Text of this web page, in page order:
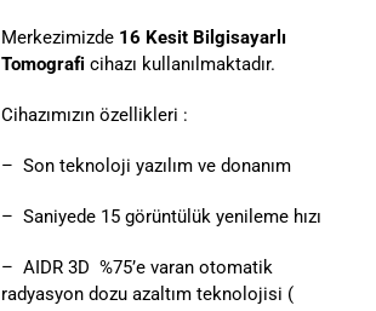
Merkezimizde 16 Kesit Bilgisayarlı
Tomografi cihazı kullanılmaktadır.
Cihazımızın özellikleri :
– Son teknoloji yazılım ve donanım
– Saniyede 15 görüntülük yenileme hızı
– AIDR 3D %75’e varan otomatik
radyasyon dozu azaltım teknolojisi (